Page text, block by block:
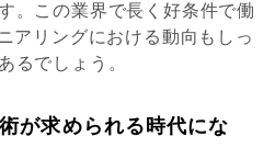
。この業界で長く好条件で働
アリングにおける動向もしっ
るでしょう。
が求められる時代にな